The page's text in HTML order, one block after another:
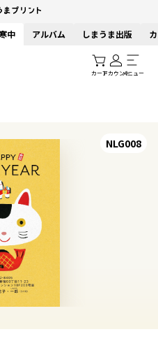
中 アルバム しまうま出版
カートアカウントメニュー
NLG008